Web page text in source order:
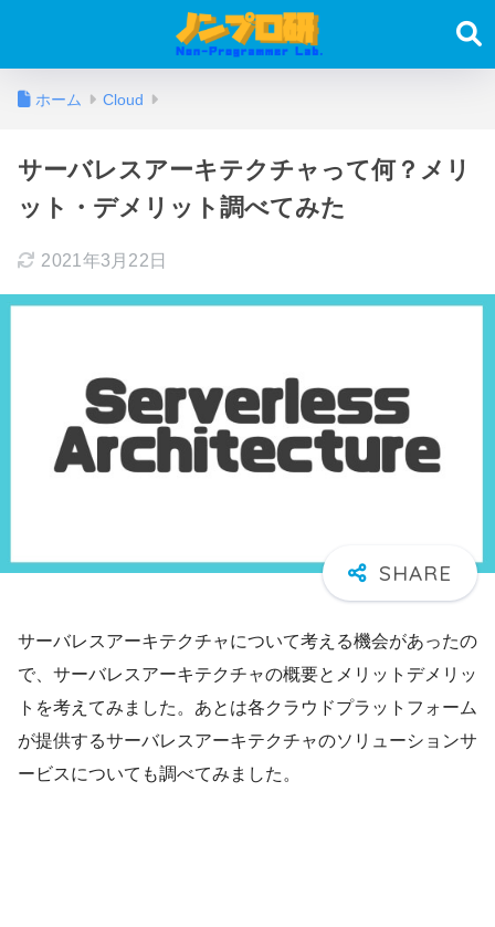
ホーム Cloud
サーバレスアーキテクチャって何？メリ
ット・デメリット調べてみた
2021年3月22日
サーバレスアーキテクチャについて考える機会があったの
で、サーバレスアーキテクチャの概要とメリットデメリッ
トを考えてみました。あとは各クラウドプラットフォーム
が提供するサーバレスアーキテクチャのソリューションサ
ービスについても調べてみました。